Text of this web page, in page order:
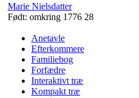
Marie Nielsdatter
Født: omkring 1776 28
Anetavle
Efterkommere
Familiebog
Forfædre
Interaktivt træ
Kompakt træ